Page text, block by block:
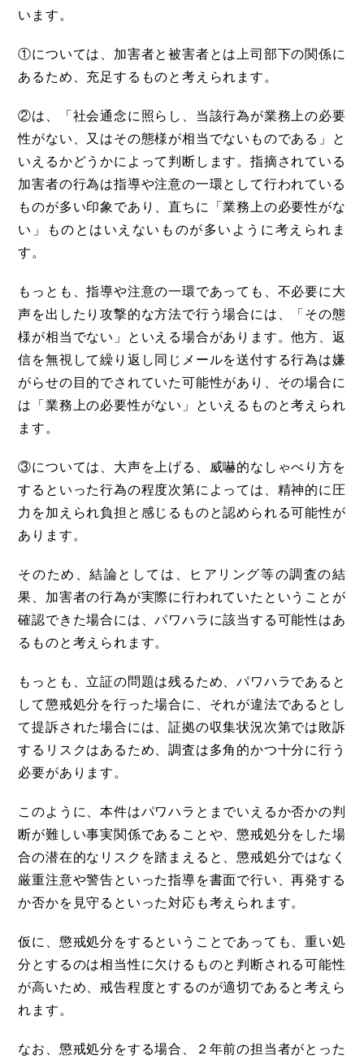
います。
①については、加害者と被害者とは上司部下の関係に
あるため、充足するものと考えられます。
②は、「社会通念に照らし、当該行為が業務上の必要
性がない、又はその態様が相当でないものである」と
いえるかどうかによって判断します。指摘されている
加害者の行為は指導や注意の一環として行われている
ものが多い印象であり、直ちに「業務上の必要性がな
い」ものとはいえないものが多いように考えられま
す。
もっとも、指導や注意の一環であっても、不必要に大
声を出したり攻撃的な方法で行う場合には、「その態
様が相当でない」といえる場合があります。他方、返
信を無視して繰り返し同じメールを送付する行為は嫌
がらせの目的でされていた可能性があり、その場合に
は「業務上の必要性がない」といえるものと考えられ
ます。
③については、大声を上げる、威嚇的なしゃべり方を
するといった行為の程度次第によっては、精神的に圧
力を加えられ負担と感じるものと認められる可能性が
あります。
そのため、結論としては、ヒアリング等の調査の結
果、加害者の行為が実際に行われていたということが
確認できた場合には、パワハラに該当する可能性はあ
るものと考えられます。
もっとも、立証の問題は残るため、パワハラであると
して懲戒処分を行った場合に、それが違法であるとし
て提訴された場合には、証拠の収集状況次第では敗訴
するリスクはあるため、調査は多角的かつ十分に行う
必要があります。
このように、本件はパワハラとまでいえるか否かの判
断が難しい事実関係であることや、懲戒処分をした場
合の潜在的なリスクを踏まえると、懲戒処分ではなく
厳重注意や警告といった指導を書面で行い、再発する
か否かを見守るといった対応も考えられます。
仮に、懲戒処分をするということであっても、重い処
分とするのは相当性に欠けるものと判断される可能性
が高いため、戒告程度とするのが適切であると考えら
れます。
なお、懲戒処分をする場合、２年前の担当者がとった